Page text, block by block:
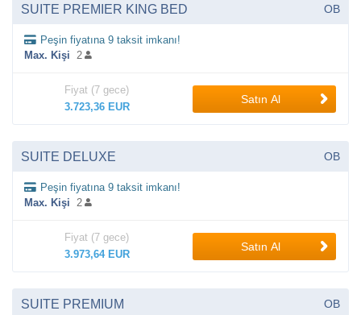
SUITE PREMIER KING BED OB
Peşin fiyatına 9 taksit imkanı!
Max. Kişi 2
Fiyat (7 gece)
3.723,36 EUR
Satın Al
SUITE DELUXE OB
Peşin fiyatına 9 taksit imkanı!
Max. Kişi 2
Fiyat (7 gece)
3.973,64 EUR
Satın Al
SUITE PREMIUM OB